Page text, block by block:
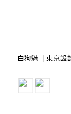
白狗魅 ｜東京設